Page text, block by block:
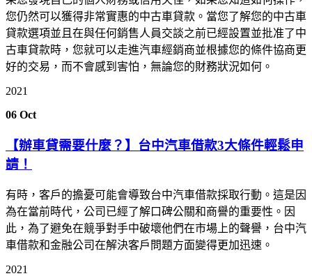
您仍然可以獲得非常實惠的中古車貸款。當您了解您的中古車
貸款選項並且在與任何銷售人員交談之前已經設置並批准了中
古車貸款時，您就可以走進汽車經銷商並根據您的條件協商更
好的交易，而不會感到害怕，無論您的財務狀況如何。
2021
06 Oct
【辦車貸需要什麼？】台中汽車借款3大條件輕鬆申
請！
有時，客戶的擔憂可能會導致台中汽車借款採取行動。這是因
為在當前時代，公司已經了解口碑公關和商譽的重要性。因
此，為了避免在競爭對手中破壞他們在市場上的聲譽，台中汽
車借款和金融公司在解決客戶問題方面變得更加迅速。
2021